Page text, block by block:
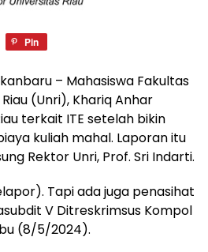
Pin
– Mahasiswa Fakultas
(Unri), Khariq Anhar
terkait ITE setelah bikin
kuliah mahal. Laporan itu
Rektor Unri, Prof. Sri Indarti.
Tapi ada juga penasihat
V Ditreskrimsus Kompol
(8/5/2024).